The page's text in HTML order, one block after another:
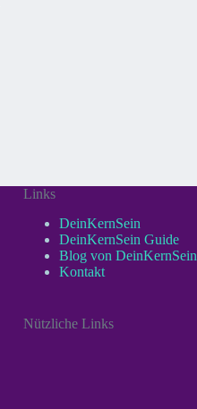
Links
DeinKernSein
DeinKernSein Guide
Blog von DeinKernSein
Kontakt
Nützliche Links